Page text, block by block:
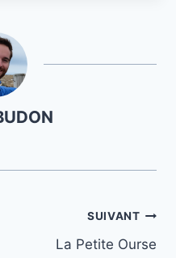
SUIVANT
La Petite Ourse